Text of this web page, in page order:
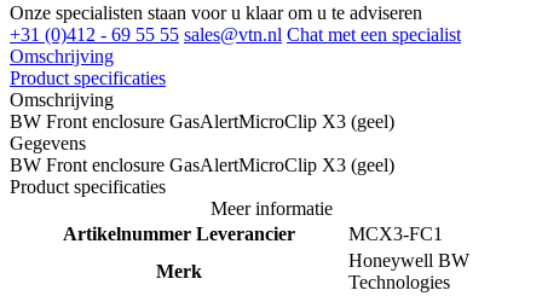
Onze specialisten staan voor u klaar om u te adviseren
+31 (0)412 - 69 55 55 sales@vtn.nl Chat met een specialist
Omschrijving
Product specificaties
Omschrijving
BW Front enclosure GasAlertMicroClip X3 (geel)
Gegevens
BW Front enclosure GasAlertMicroClip X3 (geel)
Product specificaties
Meer informatie
Artikelnummer Leverancier
MCX3-FC1
Merk
Honeywell BW
Technologies